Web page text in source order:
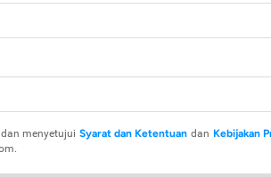
menyetujui Syarat dan Ketentuan dan Kebijakan